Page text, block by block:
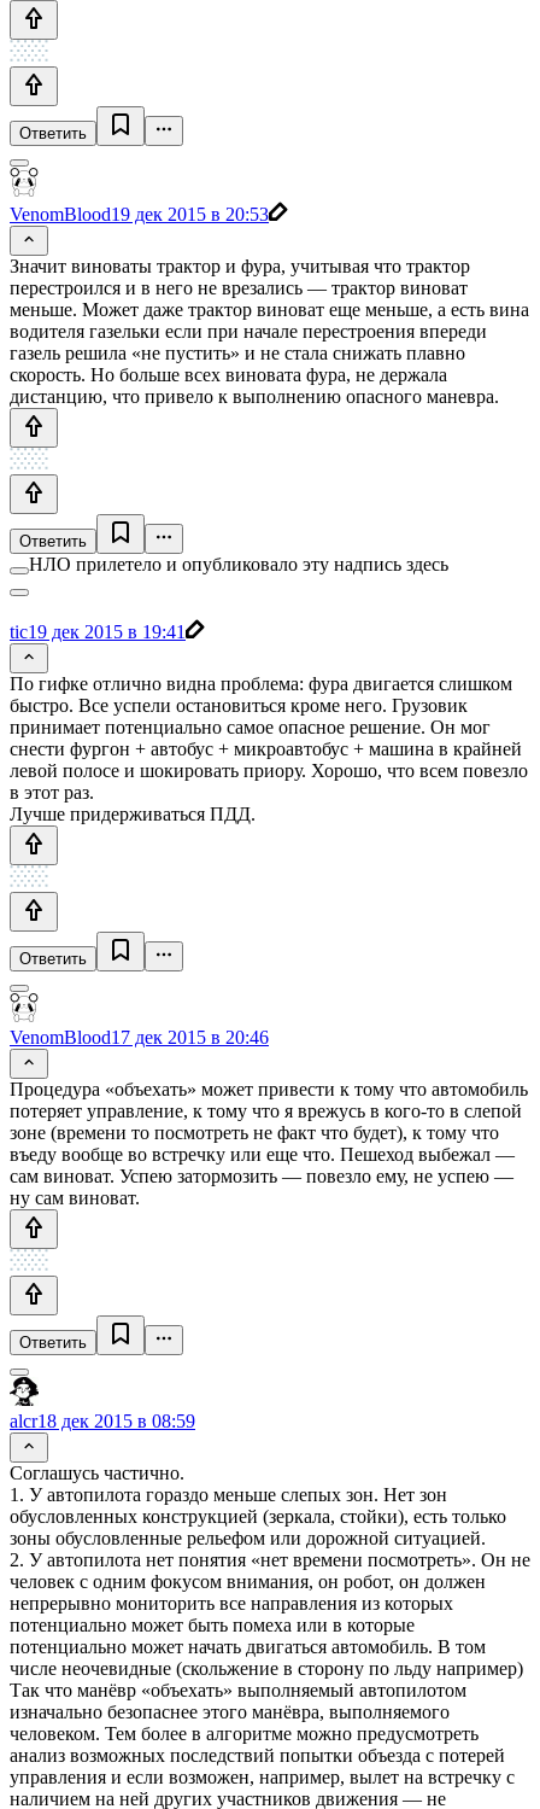
Ответить
VenomBlood19 дек 2015 в 20:53
Значит виноваты трактор и фура, учитывая что трактор
перестроился и в него не врезались — трактор виноват
меньше. Может даже трактор виноват еще меньше, а есть вина
водителя газельки если при начале перестроения впереди
газель решила «не пустить» и не стала снижать плавно
скорость. Но больше всех виновата фура, не держала
дистанцию, что привело к выполнению опасного маневра.
Ответить
НЛО прилетело и опубликовало эту надпись здесь
tic19 дек 2015 в 19:41
По гифке отлично видна проблема: фура двигается слишком
быстро. Все успели остановиться кроме него. Грузовик
принимает потенциально самое опасное решение. Он мог
снести фургон + автобус + микроавтобус + машина в крайней
левой полосе и шокировать приору. Хорошо, что всем повезло
в этот раз.
Лучше придерживаться ПДД.
Ответить
VenomBlood17 дек 2015 в 20:46
Процедура «объехать» может привести к тому что автомобиль
потеряет управление, к тому что я врежусь в кого-то в слепой
зоне (времени то посмотреть не факт что будет), к тому что
въеду вообще во встречку или еще что. Пешеход выбежал —
сам виноват. Успею затормозить — повезло ему, не успею —
ну сам виноват.
Ответить
alcr18 дек 2015 в 08:59
Соглашусь частично.
1. У автопилота гораздо меньше слепых зон. Нет зон
обусловленных конструкцией (зеркала, стойки), есть только
зоны обусловленные рельефом или дорожной ситуацией.
2. У автопилота нет понятия «нет времени посмотреть». Он не
человек с одним фокусом внимания, он робот, он должен
непрерывно мониторить все направления из которых
потенциально может быть помеха или в которые
потенциально может начать двигаться автомобиль. В том
числе неочевидные (скольжение в сторону по льду например)
Так что манёвр «объехать» выполняемый автопилотом
изначально безопаснее этого манёвра, выполняемого
человеком. Тем более в алгоритме можно предусмотреть
анализ возможных последствий попытки объезда с потерей
управления и если возможен, например, вылет на встречку с
наличием на ней других участников движения — не